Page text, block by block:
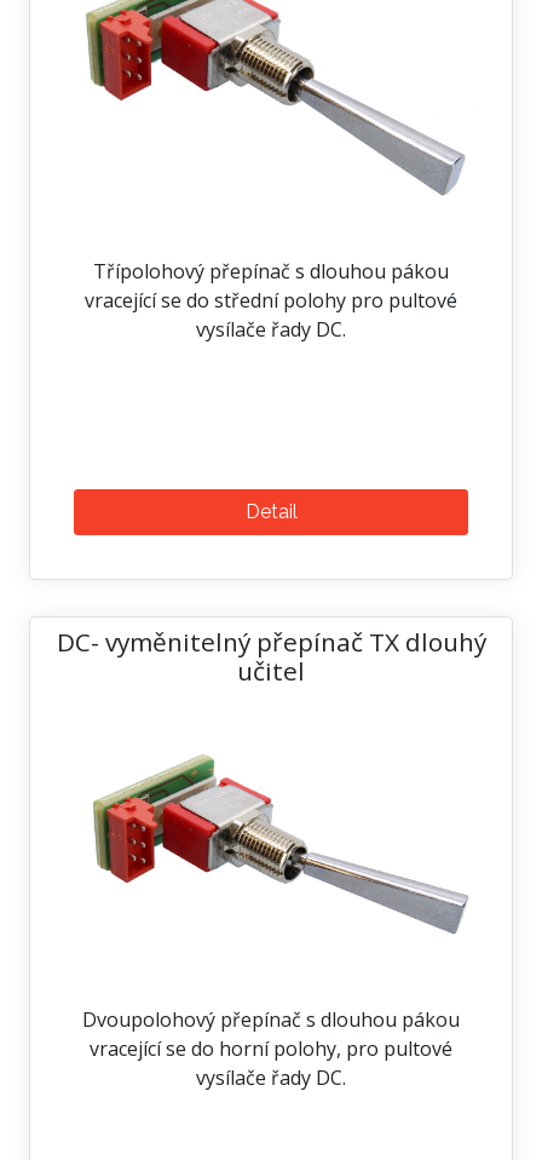
Třípolohový přepínač s dlouhou pákou
vracející se do střední polohy pro pultové
vysílače řady DC.
Detail
DC- vyměnitelný přepínač TX dlouhý
učitel
Dvoupolohový přepínač s dlouhou pákou
vracející se do horní polohy, pro pultové
vysílače řady DC.